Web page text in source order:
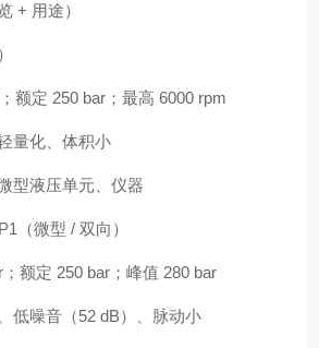
+ 用途）
额定 250 bar；最高 6000 rpm
量化、体积小
型液压单元、仪器
（微型 / 双向）
额定 250 bar；峰值 280 bar
低噪音（52 dB）、脉动小